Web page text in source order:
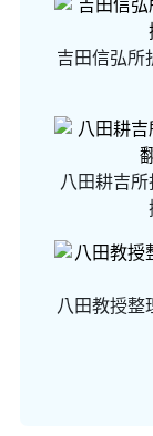
吉田信弘所
八田耕吉
八田教授整